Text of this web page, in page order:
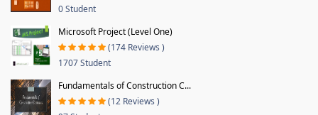
0 Student
Microsoft Project (Level One)
(174 Reviews )
1707 Student
Fundamentals of Construction C...
(12 Reviews )